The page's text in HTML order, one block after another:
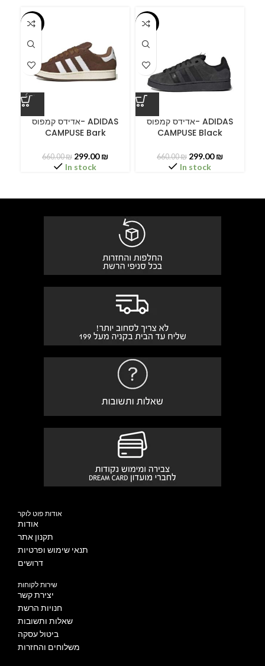
-55%
אדידס קמפוס- ADIDAS
CAMPUSE Bark
660.00₪ 299.00₪
In stock
-55%
אדידס קמפוס- ADIDAS
CAMPUSE Black
660.00₪ 299.00₪
In stock
אודות פוט לוקר
אודות
תקנון אתר
תנאי שימוש ופרטיות
דרושים
שירות לקוחות
יצירת קשר
חנויות הרשת
שאלות ותשובות
ביטול עסקה
משלוחים והחזרות